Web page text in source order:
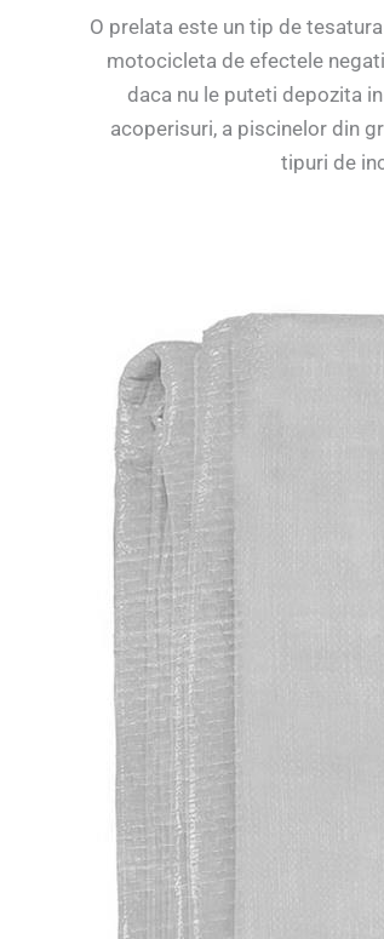
O prelata este un tip de
motocicleta de efectele
daca nu le puteti depozita
acoperisuri, a piscinelor din
tipuri de